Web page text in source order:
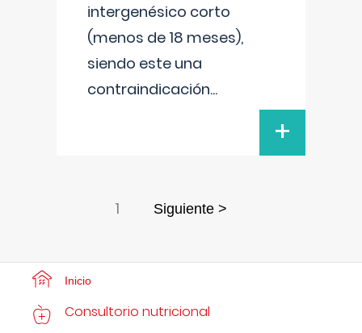
intergenésico corto
(menos de 18 meses),
siendo este una
contraindicación...
+
1 Siguiente >
Inicio
Consultorio nutricional